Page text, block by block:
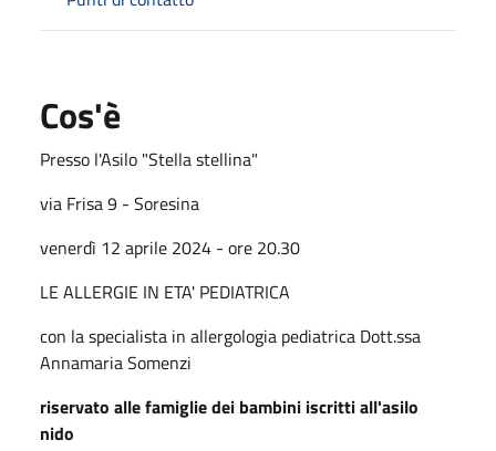
Cos'è
Presso l'Asilo "Stella stellina"
via Frisa 9 - Soresina
venerdì 12 aprile 2024 - ore 20.30
LE ALLERGIE IN ETA' PEDIATRICA
con la specialista in allergologia pediatrica Dott.ssa
Annamaria Somenzi
riservato alle famiglie dei bambini iscritti all'asilo
nido